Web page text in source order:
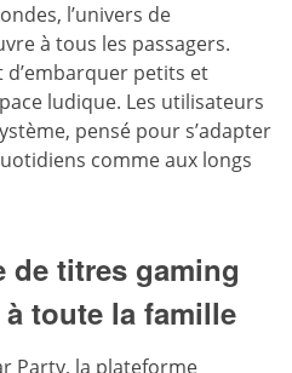
l’univers de
à tous les passagers.
petits et
ludique. Les utilisateurs
pensé pour s’adapter
comme aux longs
de titres gaming
toute la famille
Party, la plateforme